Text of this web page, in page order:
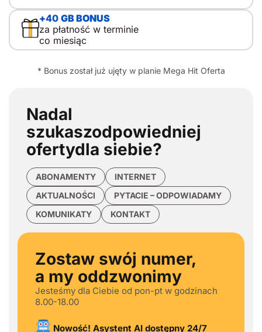
+40 GB BONUS
za płatność w terminie
co miesiąc
* Bonus został już ujęty w planie Mega Hit Oferta
Nadal
szukaszodpowiedniej
ofertydla siebie?
ABONAMENTY
INTERNET
AKTUALNOŚCI
PYTACIE – ODPOWIADAMY
KOMUNIKATY
KONTAKT
Zostaw swój numer,
a my oddzwonimy
Jesteśmy dla Ciebie od pon-pt w godzinach
8.00-18.00
Nowość! Asystent AI dostępny 24/7